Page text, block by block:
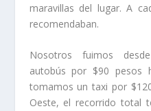
maravillas del lugar. A
recomendaban.
Nosotros fuimos
autobús por $90 pesos
tomamos un taxi por
Oeste, el recorrido total